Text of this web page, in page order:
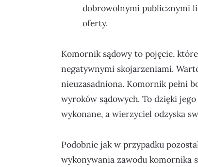
dobrowolnymi publicznymi
oferty.
Komornik sądowy to pojęcie,
negatywnymi skojarzeniami.
nieuzasadniona. Komornik pełni
wyroków sądowych. To dzięki
wykonane, a wierzyciel odzyska
Podobnie jak w przypadku
wykonywania zawodu komornika